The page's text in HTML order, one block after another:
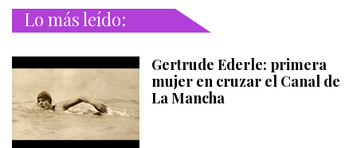
Lo más leído:
Gertrude Ederle: primera
mujer en cruzar el Canal de
La Mancha